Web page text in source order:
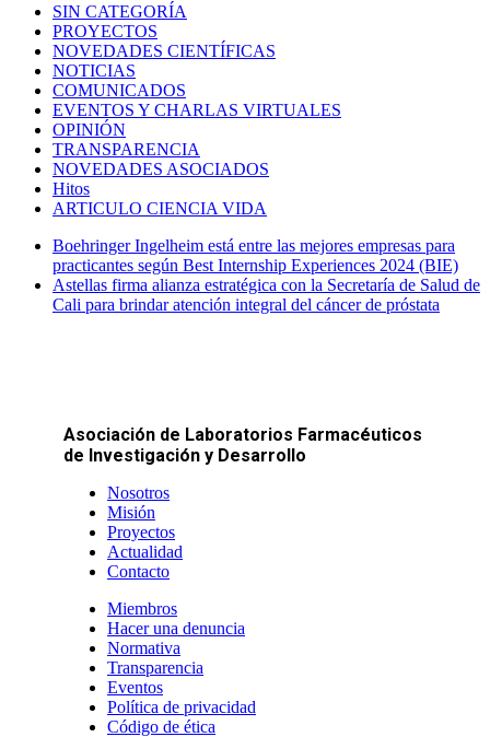
SIN CATEGORÍA
PROYECTOS
NOVEDADES CIENTÍFICAS
NOTICIAS
COMUNICADOS
EVENTOS Y CHARLAS VIRTUALES
OPINIÓN
TRANSPARENCIA
NOVEDADES ASOCIADOS
Hitos
ARTICULO CIENCIA VIDA
Boehringer Ingelheim está entre las mejores empresas para
practicantes según Best Internship Experiences 2024 (BIE)
Astellas firma alianza estratégica con la Secretaría de Salud de
Cali para brindar atención integral del cáncer de próstata
Asociación de Laboratorios Farmacéuticos
de Investigación y Desarrollo
Nosotros
Misión
Proyectos
Actualidad
Contacto
Miembros
Hacer una denuncia
Normativa
Transparencia
Eventos
Política de privacidad
Código de ética